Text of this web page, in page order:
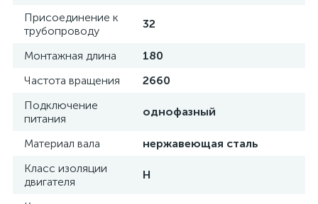
Присоединение к
трубопроводу
32
Монтажная длина
180
Частота вращения
2660
Подключение
питания
однофазный
Материал вала
нержавеющая сталь
Класс изоляции
двигателя
H